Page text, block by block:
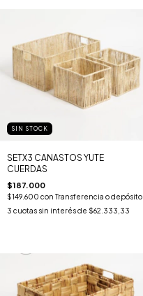
SIN STOCK
SETX3 CANASTOS YUTE
CUERDAS
$187.000
$149.600 con Transferencia o depósito
3 cuotas sin interés de $62.333,33